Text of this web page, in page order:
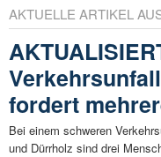
AKTUELLE ARTIKEL
fordert
Bei einem schweren
und Dürrholz sind drei